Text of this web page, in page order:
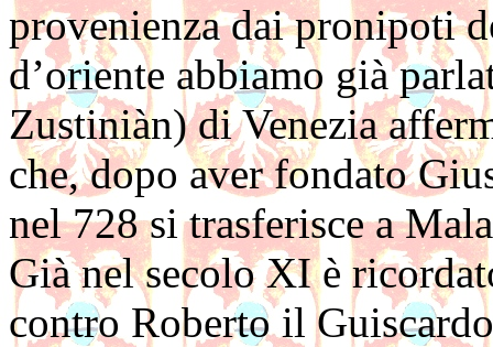
provenienza dai pronipoti
d’oriente abbiamo già
Zustiniàn) di Venezia
che, dopo aver fondato
nel 728 si trasferisce a
Già nel secolo XI è
contro Roberto il